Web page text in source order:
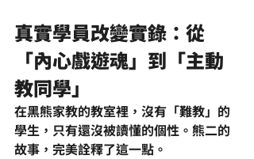
真實學員改變實錄：從
「內心戲遊魂」到「主動
教同學」
在黑熊家教的教室裡，沒有「難教」的
學生，只有還沒被讀懂的個性。熊二的
故事，完美詮釋了這一點。